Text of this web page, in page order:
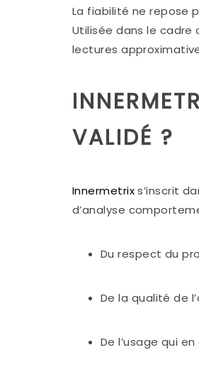
La fiabilité ne repose
Utilisée dans le cadre
lectures
VALIDÉ ?
Innermetrixs’inscrit
d’analyse
Du respect du
De la qualité de
De l’usage qui